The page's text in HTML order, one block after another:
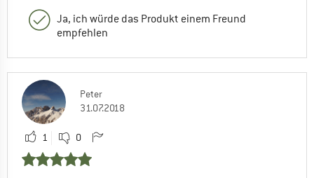
Ja, ich würde das Produkt einem Freund
empfehlen
Peter
31.07.2018
1 0